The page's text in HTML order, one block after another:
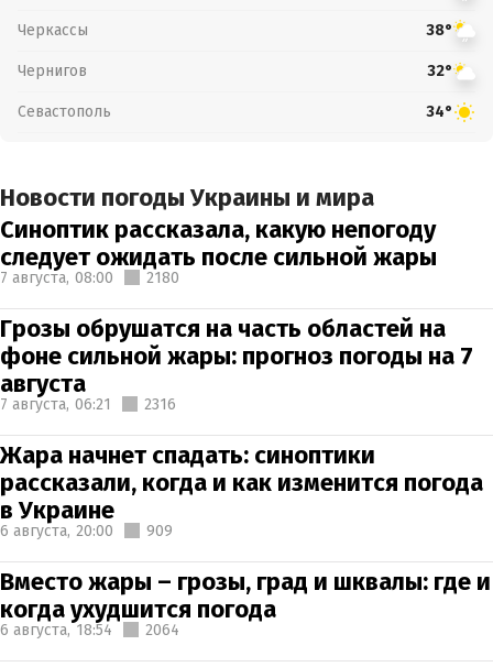
Черкассы 38°
Чернигов 32°
Севастополь 34°
Новости погоды Украины и мира
Синоптик рассказала, какую непогоду
следует ожидать после сильной жары
7 августа, 08:00 2180
Грозы обрушатся на часть областей на
фоне сильной жары: прогноз погоды на 7
августа
7 августа, 06:21 2316
Жара начнет спадать: синоптики
рассказали, когда и как изменится погода
в Украине
6 августа, 20:00 909
Вместо жары – грозы, град и шквалы: где и
когда ухудшится погода
6 августа, 18:54 2064